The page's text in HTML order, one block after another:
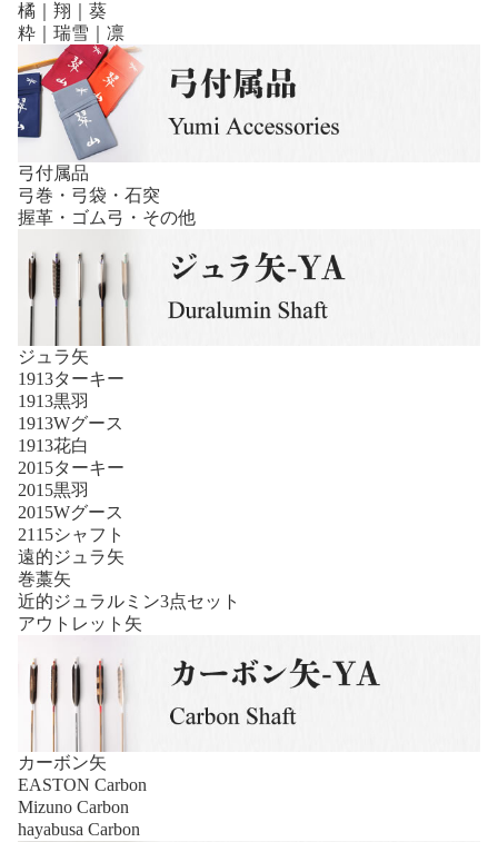
橘｜翔｜葵
粋｜瑞雪｜凛
弓付属品
弓巻・弓袋・石突
握革・ゴム弓・その他
ジュラ矢
1913ターキー
1913黒羽
1913Wグース
1913花白
2015ターキー
2015黒羽
2015Wグース
2115シャフト
遠的ジュラ矢
巻藁矢
近的ジュラルミン3点セット
アウトレット矢
カーボン矢
EASTON Carbon
Mizuno Carbon
hayabusa Carbon